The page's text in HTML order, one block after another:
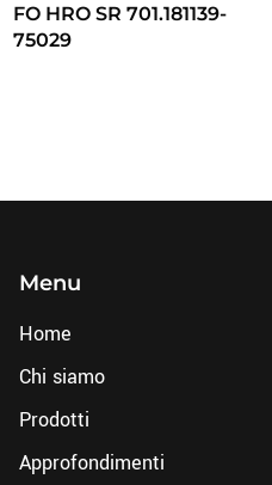
FO HRO SR 701.181139-
75029
Menu
Home
Chi siamo
Prodotti
Approfondimenti